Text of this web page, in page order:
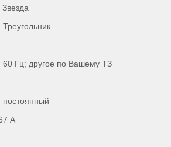
Гц; другое по Вашему ТЗ
А